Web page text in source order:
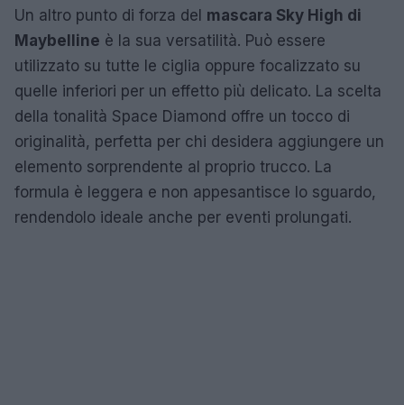
Un altro punto di forza del mascara Sky High di
Maybelline è la sua versatilità. Può essere
utilizzato su tutte le ciglia oppure focalizzato su
quelle inferiori per un effetto più delicato. La scelta
della tonalità Space Diamond offre un tocco di
originalità, perfetta per chi desidera aggiungere un
elemento sorprendente al proprio trucco. La
formula è leggera e non appesantisce lo sguardo,
rendendolo ideale anche per eventi prolungati.